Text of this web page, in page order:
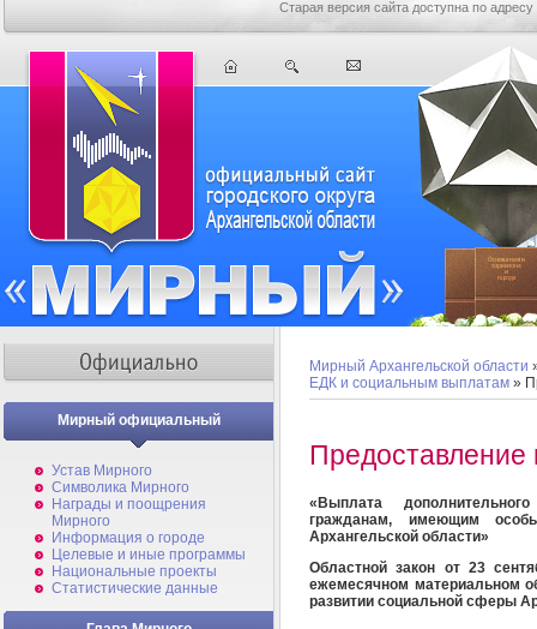
Старая версия сайта доступна по адресу
Мирный официальный
Устав Мирного
Символика Мирного
Награды и поощрения
Мирного
Информация о городе
Целевые и иные программы
Национальные проекты
Статистические данные
Мирный Архангельской области
ЕДК и социальным выплатам »
Предоставление
«Выплата
гражданам, имеющим
Архангельской области»
Областной закон от 23
ежемесячном материальном
развитии социальной сферы